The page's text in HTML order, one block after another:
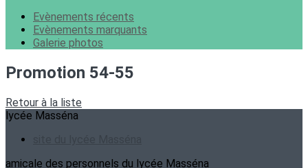
Evènements récents
Evènements marquants
Galerie photos
Promotion 54-55
Retour à la liste
lycée Masséna
amicale des personnels du lycée Masséna